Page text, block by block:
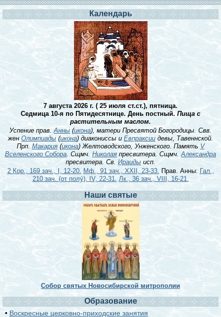
Календарь
7 августа 2026 г. ( 25 июля ст.ст.), пятница.
Седмица 10-я по Пятидесятнице. День постный. Пища с
растительным маслом.
Успение прав.Анны (икона), матери Пресвятой Богородицы. Свв.
жен Олимпиады (икона) диакониссы и Евпраксии девы, Тавеннской.
Прп.Макария(икона) Желтоводского, Унженского. Память V
Вселенского Собора. Сщмч. Николая пресвитера. Сщмч.Александра
пресвитера. Св. Ираидыисп.
2 Кор., 169 зач., I, 12-20. Мф., 91 зач., XXII, 23-33. Прав. Анны: Гал.,
210 зач. (от полу́), IV, 22-31. Лк., 36 зач., VIII, 16-21.
Наши святые
Собор святых Новосибирской митрополии
Образование
• Воскресные церковно-приходские занятия